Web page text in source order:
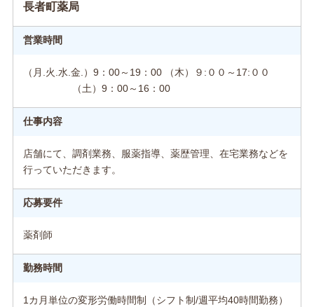
長者町薬局
営業時間
（月.火.水.金.）9：00～19：00 （木）９:００～17:００
（土）9：00～16：00
仕事内容
店舗にて、調剤業務、服薬指導、薬歴管理、在宅業務などを
行っていただきます。
応募要件
薬剤師
勤務時間
1カ月単位の変形労働時間制（シフト制/週平均40時間勤務）